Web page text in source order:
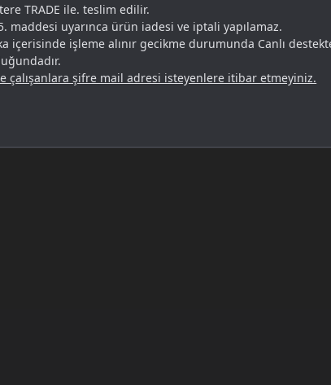
TRADE ile. teslim edilir.
maddesi uyarınca ürün iadesi ve iptali yapılamaz.
içerisinde işleme alınır gecikme durumunda Canlı
çalışanlara şifre mail adresi isteyenlere itibar etmeyiniz.
Avantajı
sizi bekliyor. Kredi kartı, havale ve mobil ödeme ile
avantajlarından yararlanarak indirim elde edebilirsiniz.
Teslim Alınır?
için Deva Bird, Felankor, İsilion, Ultima bosslarını